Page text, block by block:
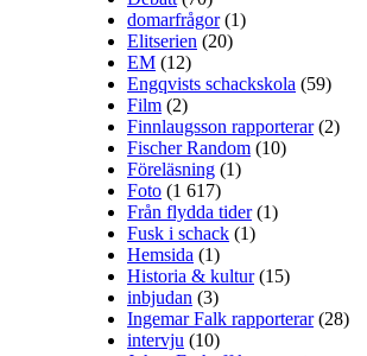
domarfrågor(1)
Elitserien (20)
EM (12)
Engqvists schackskola (59)
Film (2)
Finnlaugsson rapporterar(2)
Fischer Random (10)
Föreläsning (1)
Foto (1 617)
Från flydda tider(1)
Fusk i schack (1)
Hemsida (1)
Historia & kultur(15)
inbjudan (3)
Ingemar Falk rapporterar(28)
intervju (10)